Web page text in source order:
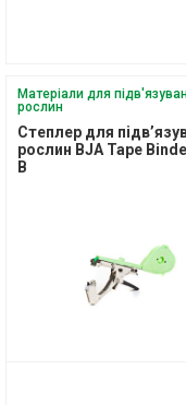
Матеріали для
рослин
Степлер для
рослин BJA Tape
B